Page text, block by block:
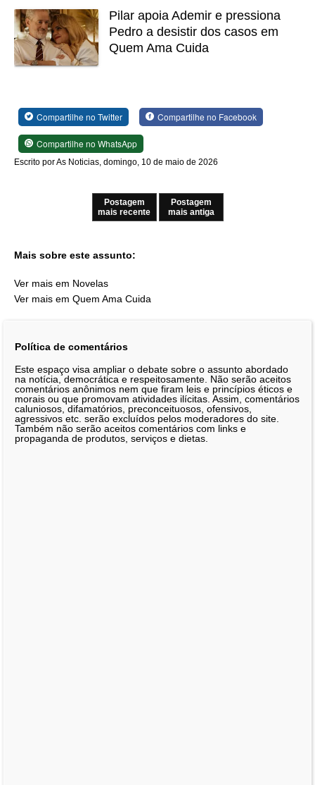
Pilar apoia Ademir e pressiona
Pedro a desistir dos casos em
Quem Ama Cuida
Compartilhe no Twitter Compartilhe no Facebook
Compartilhe no WhatsApp
Escrito por As Noticias, domingo, 10 de maio de 2026
Postagem
mais recente
Postagem
mais antiga
Mais sobre este assunto:
Ver mais em Novelas
Ver mais em Quem Ama Cuida
Política de comentários
Este espaço visa ampliar o debate sobre o assunto abordado
na notícia, democrática e respeitosamente. Não serão aceitos
comentários anônimos nem que firam leis e princípios éticos e
morais ou que promovam atividades ilícitas. Assim, comentários
caluniosos, difamatórios, preconceituosos, ofensivos,
agressivos etc. serão excluídos pelos moderadores do site.
Também não serão aceitos comentários com links e
propaganda de produtos, serviços e dietas.